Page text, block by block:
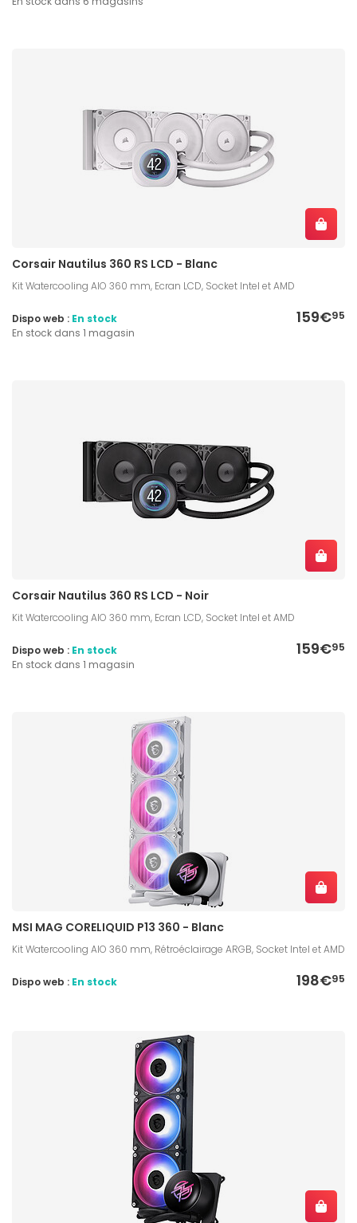
Corsair Nautilus 360 RS LCD - Blanc
Kit Watercooling AIO 360 mm, Ecran LCD, Socket Intel et AMD
159€95
Dispo web : En stock
En stock dans 1 magasin
Corsair Nautilus 360 RS LCD - Noir
Kit Watercooling AIO 360 mm, Ecran LCD, Socket Intel et AMD
159€95
Dispo web : En stock
En stock dans 1 magasin
MSI MAG CORELIQUID P13 360 - Blanc
Kit Watercooling AIO 360 mm, Rétroéclairage ARGB, Socket Intel et AMD
198€95
Dispo web : En stock